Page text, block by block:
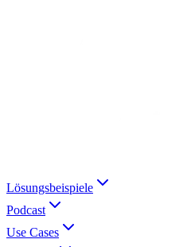
Lösungsbeispiele
Podcast
Use Cases